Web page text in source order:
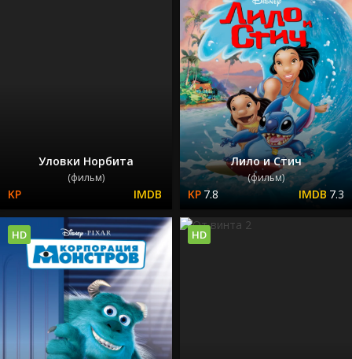
Уловки Норбита
(фильм)
Лило и Стич
(фильм)
7.8 7.3
HD HD